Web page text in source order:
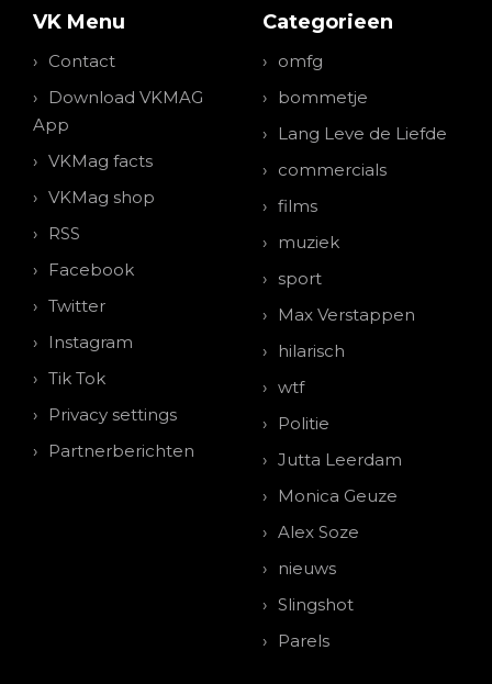
VK Menu
Contact
Download VKMAG
App
VKMag facts
VKMag shop
RSS
Facebook
Twitter
Instagram
Tik Tok
Privacy settings
Partnerberichten
Categorieen
omfg
bommetje
Lang Leve de Liefde
commercials
films
muziek
sport
Max Verstappen
hilarisch
wtf
Politie
Jutta Leerdam
Monica Geuze
Alex Soze
nieuws
Slingshot
Parels